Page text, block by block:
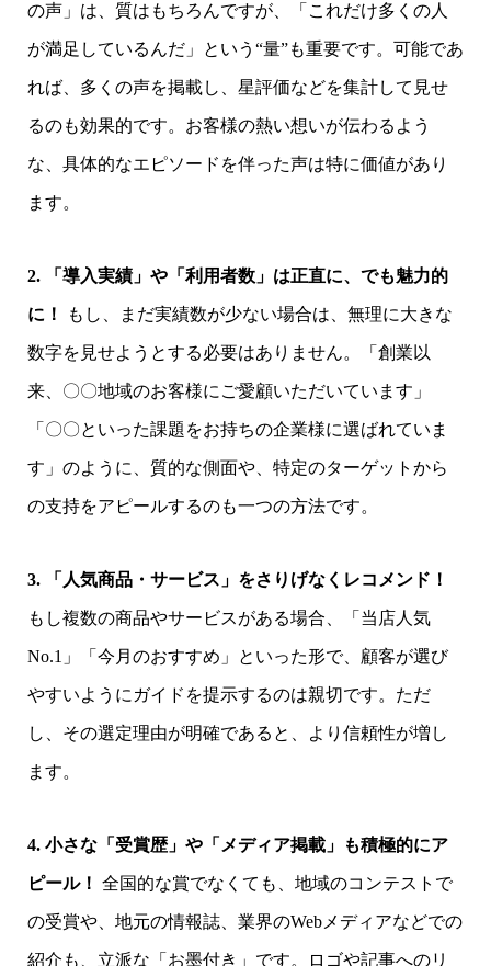
の声」は、質はもちろんですが、「これだけ多くの人
が満足しているんだ」という“量”も重要です。可能であ
れば、多くの声を掲載し、星評価などを集計して見せ
るのも効果的です。お客様の熱い想いが伝わるよう
な、具体的なエピソードを伴った声は特に価値があり
ます。
2. 「導入実績」や「利用者数」は正直に、でも魅力的
に！ もし、まだ実績数が少ない場合は、無理に大きな
数字を見せようとする必要はありません。「創業以
来、〇〇地域のお客様にご愛顧いただいています」
「〇〇といった課題をお持ちの企業様に選ばれていま
す」のように、質的な側面や、特定のターゲットから
の支持をアピールするのも一つの方法です。
3. 「人気商品・サービス」をさりげなくレコメンド！
もし複数の商品やサービスがある場合、「当店人気
No.1」「今月のおすすめ」といった形で、顧客が選び
やすいようにガイドを提示するのは親切です。ただ
し、その選定理由が明確であると、より信頼性が増し
ます。
4. 小さな「受賞歴」や「メディア掲載」も積極的にア
ピール！ 全国的な賞でなくても、地域のコンテストで
の受賞や、地元の情報誌、業界のWebメディアなどでの
紹介も、立派な「お墨付き」です。ロゴや記事へのリ